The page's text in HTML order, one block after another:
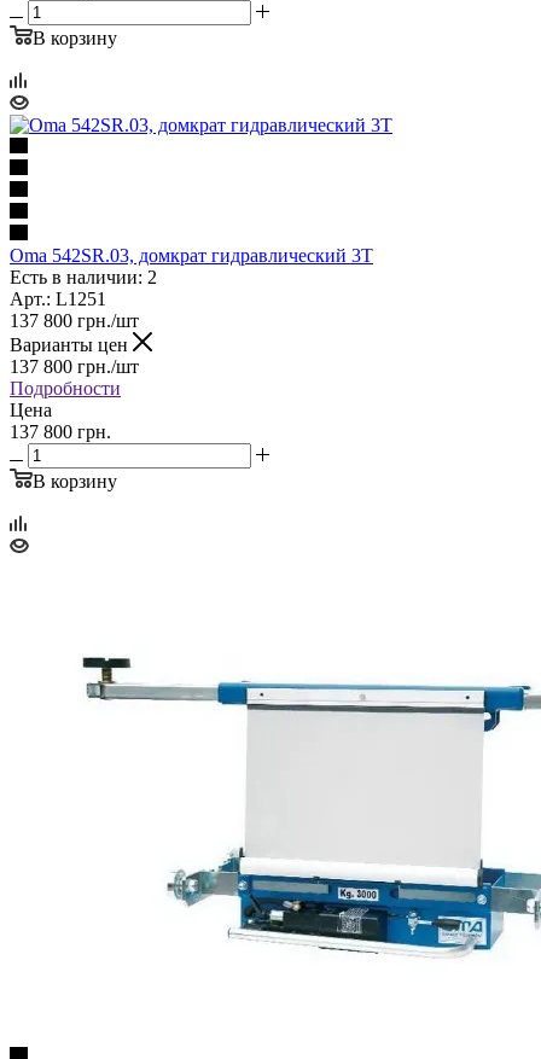
В корзину
Oma 542SR.03, домкрат гидравлический 3Т
Есть в наличии: 2
Арт.: L1251
137 800 грн./шт
Варианты цен
137 800 грн./шт
Подробности
Цена
137 800 грн.
В корзину